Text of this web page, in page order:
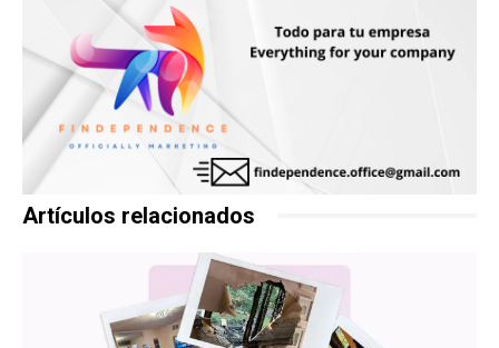
Artículos relacionados